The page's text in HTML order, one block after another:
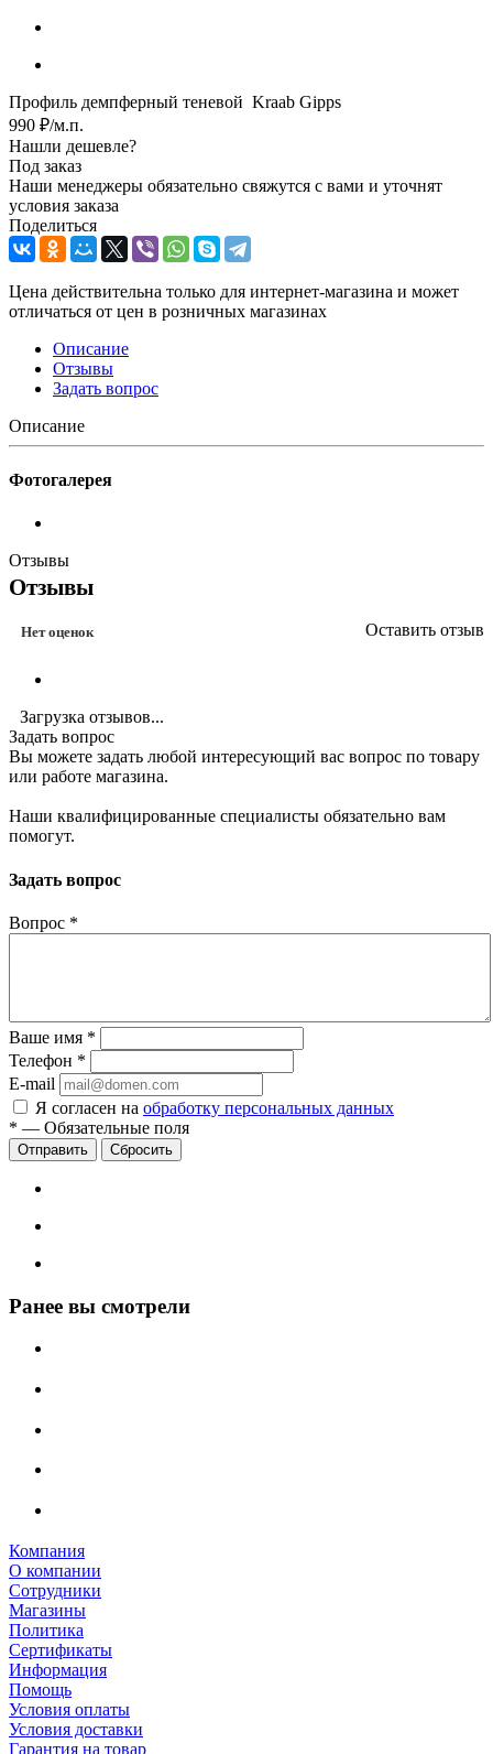
Профиль демпферный теневой Kraab Gipps
990 ₽/м.п.
Нашли дешевле?
Под заказ
Наши менеджеры обязательно свяжутся с вами и уточнят
условия заказа
Поделиться
Цена действительна только для интернет-магазина и может
отличаться от цен в розничных магазинах
Описание
Отзывы
Задать вопрос
Описание
Фотогалерея
Отзывы
Отзывы
Нет оценок Оставить отзыв
Загрузка отзывов...
Задать вопрос
Вы можете задать любой интересующий вас вопрос по товару
или работе магазина.
Наши квалифицированные специалисты обязательно вам
помогут.
Задать вопрос
Вопрос *
Ваше имя *
Телефон *
E-mail
Я согласен на обработку персональных данных
* — Обязательные поля
Сбросить
Ранее вы смотрели
Компания
О компании
Сотрудники
Магазины
Политика
Сертификаты
Информация
Помощь
Условия оплаты
Условия доставки
Гарантия на товар